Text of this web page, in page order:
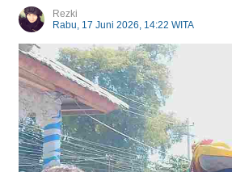
Rezki
Rabu, 17 Juni 2026, 14:22 WITA